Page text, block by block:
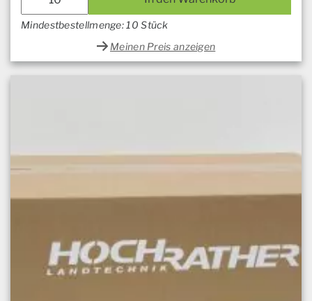
Mindestbestellmenge: 10 Stück
Meinen Preis anzeigen